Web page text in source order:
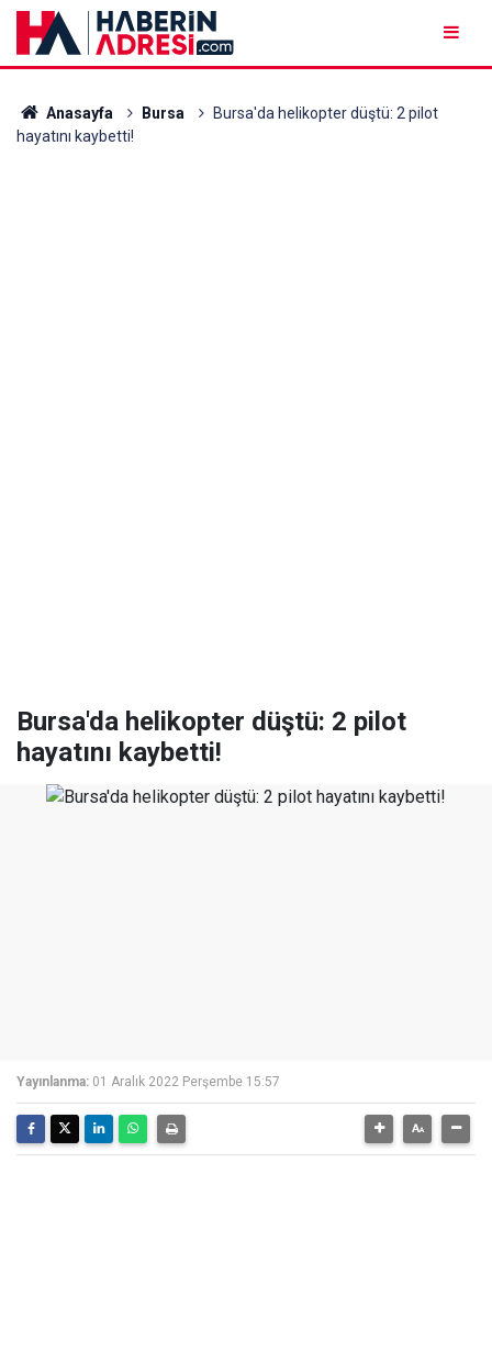
Anasayfa Bursa
Bursa'da helikopter düştü: 2 pilot
hayatını kaybetti!
Bursa'da helikopter düştü: 2 pilot
hayatını kaybetti!
Yayınlanma: 01 Aralık 2022 Perşembe 15:57